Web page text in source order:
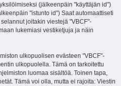
(jälkeenpäin "käyttäjän id")
"istunto id") Saat automaattiseti
joitakin viestejä "VBCF"-
lukemiasi vestiketjuja ja näin
ulkopuolisen evästeen "VBCF"-
ulkopuolella. Tämä on tarkoitettu
luomaa sisältöä. Toinen tapa,
Tämä voi olla, mutta ei rajoita: Viestin